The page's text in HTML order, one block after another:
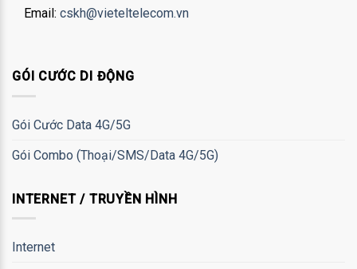
Email: cskh@vieteltelecom.vn
GÓI CƯỚC DI ĐỘNG
Gói Cước Data 4G/5G
Gói Combo (Thoại/SMS/Data 4G/5G)
INTERNET / TRUYỀN HÌNH
Internet